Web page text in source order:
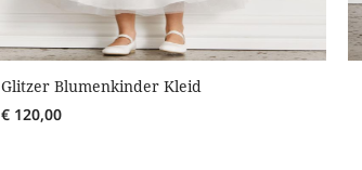
Glitzer Blumenkinder Kleid
€ 120,00